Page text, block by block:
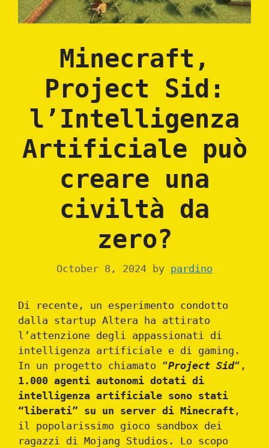
Minecraft,
Project Sid:
l’Intelligenza
Artificiale può
creare una
civiltà da
zero?
October 8, 2024 by pardino
Di recente, un esperimento condotto
dalla startup Altera ha attirato
l’attenzione degli appassionati di
intelligenza artificiale e di gaming.
In un progetto chiamato “Project Sid“,
1.000 agenti autonomi dotati di
intelligenza artificiale sono stati
“liberati” su un server di Minecraft ,
il popolarissimo gioco sandbox dei
ragazzi di Mojang Studios. Lo scopo